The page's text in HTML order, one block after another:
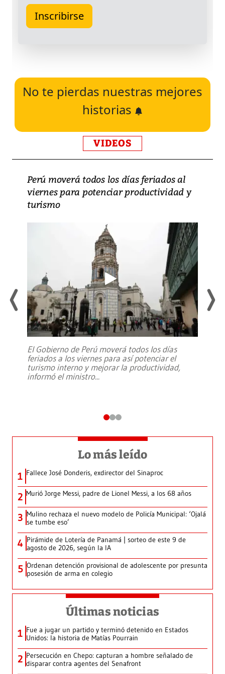
No te pierdas nuestras mejores
historias
VIDEOS
Perú moverá todos los días feriados al
viernes para potenciar productividad y
turismo
El Gobierno de Perú moverá todos los días
feriados a los viernes para así potenciar el
turismo interno y mejorar la productividad,
informó el ministro...
Lo más leído
1 Fallece José Donderis, exdirector del Sinaproc
2 Murió Jorge Messi, padre de Lionel Messi, a los 68 años
3 Mulino rechaza el nuevo modelo de Policía Municipal: ‘Ojalá
se tumbe eso’
4 Pirámide de Lotería de Panamá | sorteo de este 9 de
agosto de 2026, según la IA
5 Ordenan detención provisional de adolescente por presunta
posesión de arma en colegio
Últimas noticias
1 Fue a jugar un partido y terminó detenido en Estados
Unidos: la historia de Matías Pourrain
2 Persecución en Chepo: capturan a hombre señalado de
disparar contra agentes del Senafront